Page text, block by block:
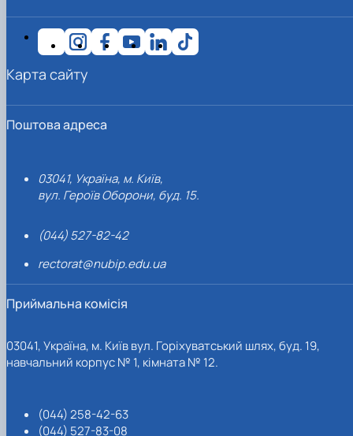
Поштова адреса
03041, Україна, м. Київ,
вул. Героїв Оборони, буд. 15.
(044) 527-82-42
rectorat@nubip.edu.ua
Приймальна комісія
03041, Україна, м. Київ вул. Горіхуватський шлях, буд. 19,
навчальний корпус № 1, кімната № 12.
(044) 258-42-63
(044) 527-83-08
Карта сайту